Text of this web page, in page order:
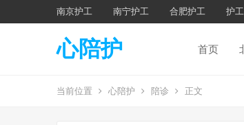
南京护工 南宁护工 合肥护工 护
心陪护 首页
当前位置 心陪护 陪诊 正文